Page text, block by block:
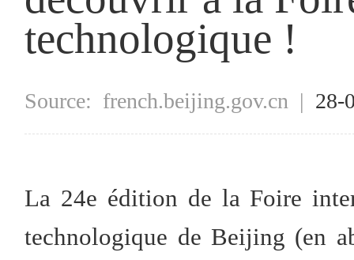
technologique !
Source: french.beijing.gov.cn | 28-
La 24e édition de la Foire
technologique de Beijing (en